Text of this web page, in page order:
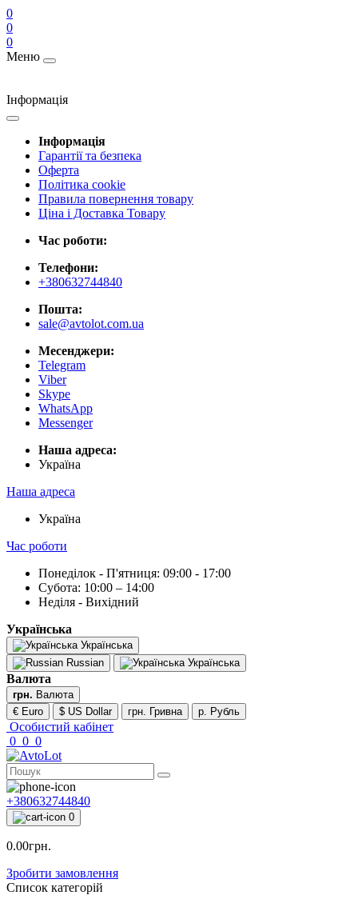
0
0
0
Меню
Інформація
Інформація
Гарантії та безпека
Оферта
Політика cookie
Правила повернення товару
Ціна і Доставка Товару
Час роботи:
Телефони:
+380632744840
Пошта:
sale@avtolot.com.ua
Месенджери:
Telegram
Viber
Skype
WhatsApp
Messenger
Наша адреса:
Українa
Наша адреса
Українa
Час роботи
Понеділок - П'ятниця: 09:00 - 17:00
Субота: 10:00 – 14:00
Неділя - Вихідний
Українська
Українська
Russian
Українська
Валюта
грн. Валюта
€ Euro
$ US Dollar грн. Гривна р. Рубль
Особистий кабінет
0 0 0
+380632744840
0
0.00грн.
Зробити замовлення
Список категорій